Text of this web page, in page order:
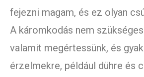
fejezni magam, és ez olyan
A káromkodás nem
valamit megértessünk, és
érzelmekre, például dühre és